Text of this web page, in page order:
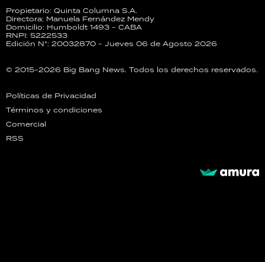
Propietario: Quinta Columna S.A.
Directora: Manuela Fernández Mendy
Domicilio: Humboldt 1493 - CABA
RNPI: 5222533
Edición N°: 20032870 - Jueves 06 de Agosto 2026
© 2015-2026 Big Bang News. Todos los derechos reservados.
Políticas de Privacidad
Términos y condiciones
Comercial
RSS